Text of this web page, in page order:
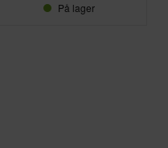
På lager